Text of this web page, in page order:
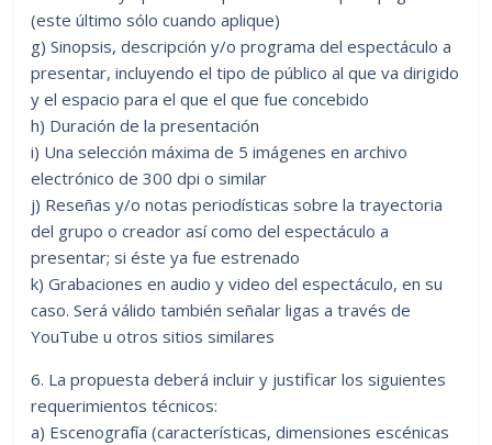
(este último sólo cuando aplique)
g) Sinopsis, descripción y/o programa del espectáculo a
presentar, incluyendo el tipo de público al que va dirigido
y el espacio para el que el que fue concebido
h) Duración de la presentación
i) Una selección máxima de 5 imágenes en archivo
electrónico de 300 dpi o similar
j) Reseñas y/o notas periodísticas sobre la trayectoria
del grupo o creador así como del espectáculo a
presentar; si éste ya fue estrenado
k) Grabaciones en audio y video del espectáculo, en su
caso. Será válido también señalar ligas a través de
YouTube u otros sitios similares
6. La propuesta deberá incluir y justificar los siguientes
requerimientos técnicos:
a) Escenografía (características, dimensiones escénicas